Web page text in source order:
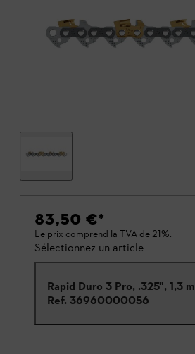
83,50 €*
Le prix comprend la TVA de 21%.
Sélectionnez un article
Rapid Duro 3 Pro, .325", 1,3
Ref. 36960000056